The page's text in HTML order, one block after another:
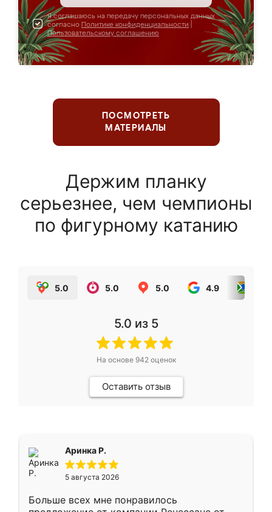
Я соглашаюсь на передачу персональных данных
согласно Политике конфиденциальности
Пользовательскому соглашению
ПОСМОТРЕТЬ
МАТЕРИАЛЫ
Держим планку
серьезнее, чем чемпионы
по фигурному катанию
5.0 5.0 5.0 4.9
5.0 из 5
На основе 942оценок
Оставить отзыв
Аринка Р.
5 августа 2026
Больше всех мне понравилось